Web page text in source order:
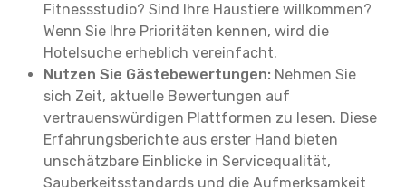
Fitnessstudio? Sind Ihre Haustiere willkommen?
Wenn Sie Ihre Prioritäten kennen, wird die
Hotelsuche erheblich vereinfacht.
Nutzen Sie Gästebewertungen: Nehmen Sie
sich Zeit, aktuelle Bewertungen auf
vertrauenswürdigen Plattformen zu lesen. Diese
Erfahrungsberichte aus erster Hand bieten
unschätzbare Einblicke in Servicequalität,
Sauberkeitsstandards und die Aufmerksamkeit